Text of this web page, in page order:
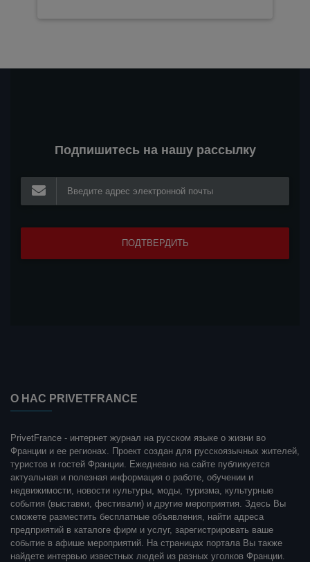
Подпишитесь на нашу рассылку
О НАС PRIVETFRANCE
PrivetFrance - интернет журнал на русском языке о жизни во
Франции и ее регионах. Проект создан для русскоязычных жителей,
туристов и гостей Франции. Ежедневно на сайте публикуется
актуальная и полезная информация о работе, обучении и
недвижимости, новости культуры, моды, туризма, культурные
события (выставки, фестивали) и другие мероприятия. Здесь Вы
сможете разместить бесплатные объявления, найти адреса
предприятий в каталоге фирм и услуг, зарегистрировать ваше
событие в афише мероприятий. На страницах портала Вы также
найдете интервью известных людей из разных уголков Франции.